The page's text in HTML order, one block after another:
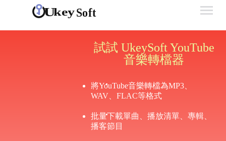
試試 UkeySoft YouTube
音樂轉檔器
將YouTube音樂轉檔為MP3、
WAV、FLAC等格式
批量下載單曲、播放清單、專輯、
播客節目